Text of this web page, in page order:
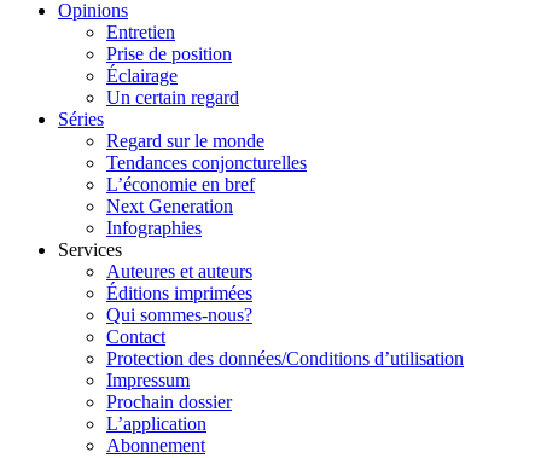
Opinions
Entretien
Prise de position
Éclairage
Un certain regard
Séries
Regard sur le monde
Tendances conjoncturelles
L’économie en bref
Next Generation
Infographies
Services
Auteures et auteurs
Éditions imprimées
Qui sommes-nous?
Contact
Protection des données/Conditions d’utilisation
Impressum
Prochain dossier
L’application
Abonnement